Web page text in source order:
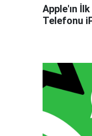
Apple'ın
Telefonu